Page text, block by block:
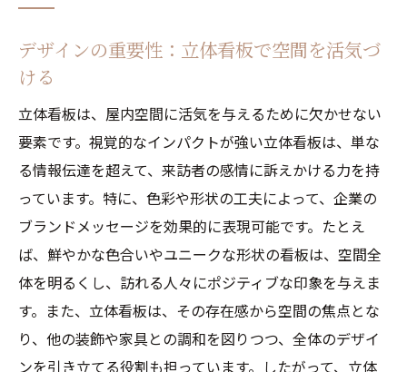
デザインの重要性：立体看板で空間を活気づ
ける
立体看板は、屋内空間に活気を与えるために欠かせない
要素です。視覚的なインパクトが強い立体看板は、単な
る情報伝達を超えて、来訪者の感情に訴えかける力を持
っています。特に、色彩や形状の工夫によって、企業の
ブランドメッセージを効果的に表現可能です。たとえ
ば、鮮やかな色合いやユニークな形状の看板は、空間全
体を明るくし、訪れる人々にポジティブな印象を与えま
す。また、立体看板は、その存在感から空間の焦点とな
り、他の装飾や家具との調和を図りつつ、全体のデザイ
ンを引き立てる役割も担っています。したがって、立体